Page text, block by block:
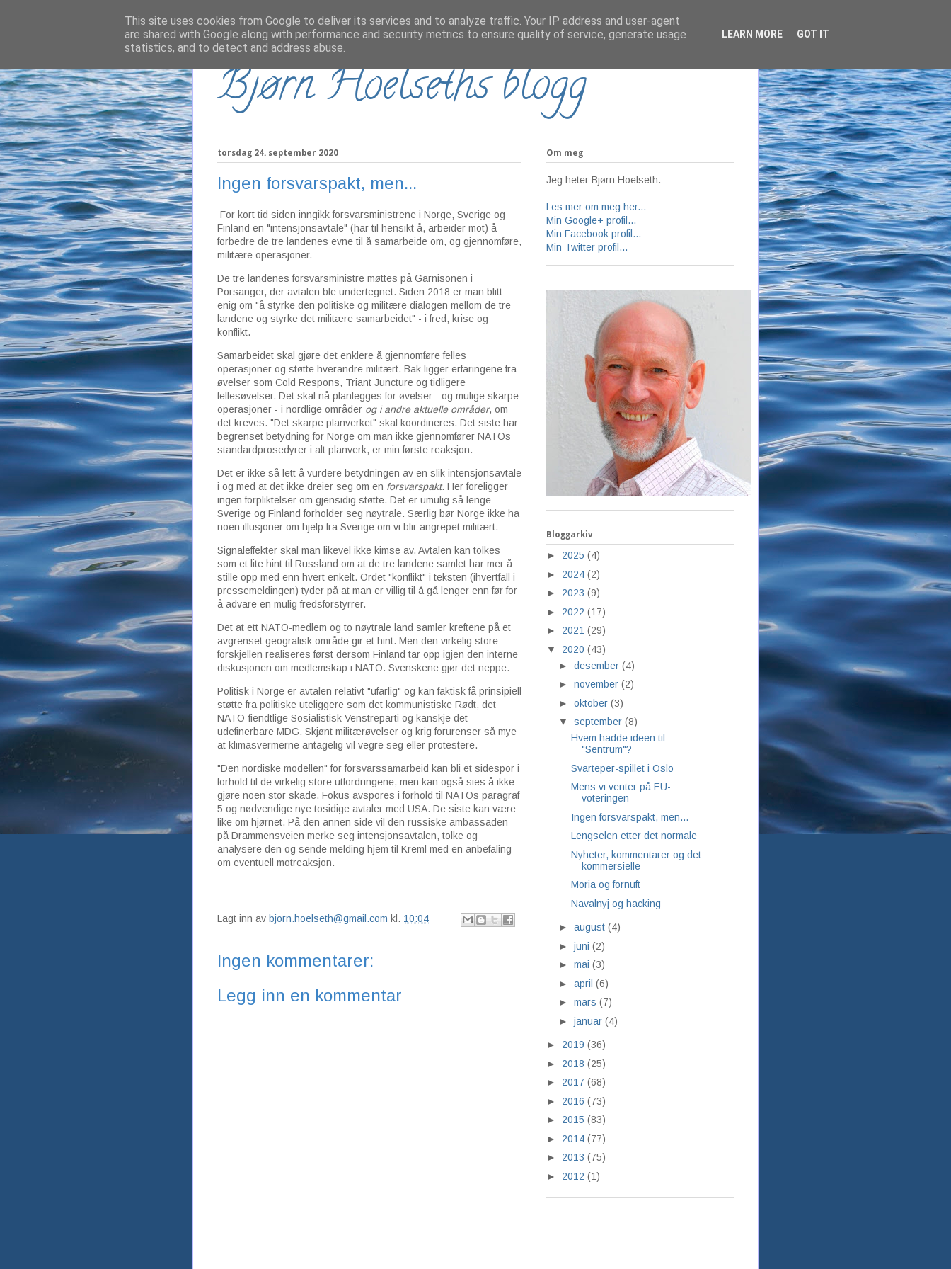
Bjørn Hoelseths blogg
torsdag 24. september 2020
Ingen forsvarspakt, men...
For kort tid siden inngikk forsvarsministrene i Norge, Sverige og
Finland en "intensjonsavtale" (har til hensikt å, arbeider mot) å
forbedre de tre landenes evne til å samarbeide om, og gjennomføre,
militære operasjoner.
De tre landenes forsvarsministre møttes på Garnisonen i
Porsanger, der avtalen ble undertegnet. Siden 2018 er man blitt
enig om "å styrke den politiske og militære dialogen mellom de tre
landene og styrke det militære samarbeidet" - i fred, krise og
konflikt.
Samarbeidet skal gjøre det enklere å gjennomføre felles
operasjoner og støtte hverandre militært. Bak ligger erfaringene fra
øvelser som Cold Respons, Triant Juncture og tidligere
fellesøvelser. Det skal nå planlegges for øvelser - og mulige skarpe
operasjoner - i nordlige områder og i andre aktuelle områder, om
det kreves. "Det skarpe planverket" skal koordineres. Det siste har
begrenset betydning for Norge om man ikke gjennomfører NATOs
standardprosedyrer i alt planverk, er min første reaksjon.
Det er ikke så lett å vurdere betydningen av en slik intensjonsavtale
i og med at det ikke dreier seg om en forsvarspakt. Her foreligger
ingen forpliktelser om gjensidig støtte. Det er umulig så lenge
Sverige og Finland forholder seg nøytrale. Særlig bør Norge ikke ha
noen illusjoner om hjelp fra Sverige om vi blir angrepet militært.
Signaleffekter skal man likevel ikke kimse av. Avtalen kan tolkes
som et lite hint til Russland om at de tre landene samlet har mer å
stille opp med enn hvert enkelt. Ordet "konflikt" i teksten (ihvertfall i
pressemeldingen) tyder på at man er villig til å gå lenger enn før for
å advare en mulig fredsforstyrrer.
Det at ett NATO-medlem og to nøytrale land samler kreftene på et
avgrenset geografisk område gir et hint. Men den virkelig store
forskjellen realiseres først dersom Finland tar opp igjen den interne
diskusjonen om medlemskap i NATO. Svenskene gjør det neppe.
Politisk i Norge er avtalen relativt "ufarlig" og kan faktisk få prinsipiell
støtte fra politiske uteliggere som det kommunistiske Rødt, det
NATO-fiendtlige Sosialistisk Venstreparti og kanskje det
udefinerbare MDG. Skjønt militærøvelser og krig forurenser så mye
at klimasvermerne antagelig vil vegre seg eller protestere.
"Den nordiske modellen" for forsvarssamarbeid kan bli et sidespor i
forhold til de virkelig store utfordringene, men kan også sies å ikke
gjøre noen stor skade. Fokus avspores i forhold til NATOs paragraf
5 og nødvendige nye tosidige avtaler med USA. De siste kan være
like om hjørnet. På den annen side vil den russiske ambassaden
på Drammensveien merke seg intensjonsavtalen, tolke og
analysere den og sende melding hjem til Kreml med en anbefaling
om eventuell motreaksjon.
Lagt inn av bjorn.hoelseth@gmail.com kl. 10:04
Ingen kommentarer:
Legg inn en kommentar
Om meg
Jeg heter Bjørn Hoelseth.
Les mer om meg her...
Min Google+ profil...
Min Facebook profil...
Min Twitter profil...
Bloggarkiv
► 2025 (4)
► 2024 (2)
► 2023 (9)
► 2022 (17)
► 2021 (29)
▼ 2020 (43)
► desember (4)
► november (2)
► oktober (3)
▼ september (8)
Hvem hadde ideen til
"Sentrum"?
Svarteper-spillet i Oslo
Mens vi venter på EU-
voteringen
Ingen forsvarspakt, men...
Lengselen etter det normale
Nyheter, kommentarer og det
kommersielle
Moria og fornuft
Navalnyj og hacking
► august (4)
► juni (2)
► mai (3)
► april (6)
► mars (7)
► januar (4)
► 2019 (36)
► 2018 (25)
► 2017 (68)
► 2016 (73)
► 2015 (83)
► 2014 (77)
► 2013 (75)
► 2012 (1)
This site uses cookies from Google to deliver its services and to analyze traffic. Your IP address and user-agent
are shared with Google along with performance and security metrics to ensure quality of service, generate usage
statistics, and to detect and address abuse.
LEARN MORE GOT IT